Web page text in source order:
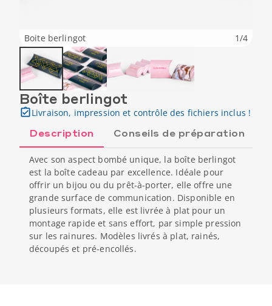
Boite berlingot 1/4
Boîte berlingot
Livraison, impression et contrôle des fichiers inclus !
Description Conseils de préparation
Avec son aspect bombé unique, la boîte berlingot
est la boîte cadeau par excellence. Idéale pour
offrir un bijou ou du prêt-à-porter, elle offre une
grande surface de communication. Disponible en
plusieurs formats, elle est livrée à plat pour un
montage rapide et sans effort, par simple pression
sur les rainures. Modèles livrés à plat, rainés,
découpés et pré-encollés.